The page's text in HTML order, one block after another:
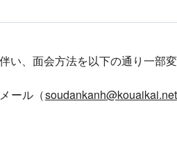
、面会方法を以下の通り一部変
ール（soudankanh@kouaikai.net